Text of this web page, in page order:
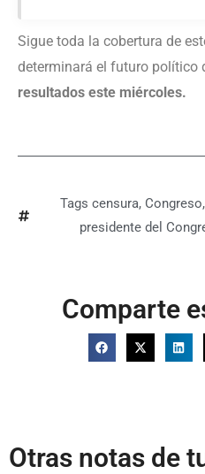
Sigue toda la cobertura de
determinará el futuro político
resultados este miércoles.
Tags censura, Congreso,
presidente del
Comparte
Otras notas de